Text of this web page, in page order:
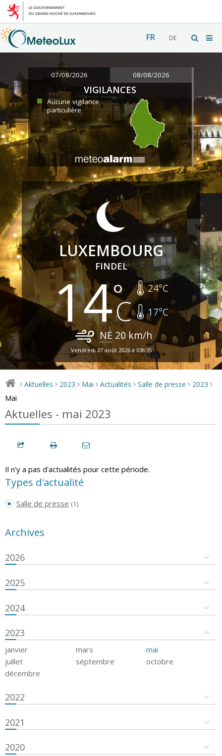
FR DE
07/08/2026 08/08/2026
VIGILANCES
Aucune vigilance
particulière
LUXEMBOURG
FINDEL
14 24°C
17°C
NE 20 km/h
Vendredi 07 août 2026 à 03h35
> Aktuelles > 2023 > Mai > Actualités > Salle de presse > 2023 >
Mai
Aktuelles - mai 2023
Il n'y a pas d'actualités pour cette période.
Types d'actualité
Salle de presse (1)
Archives
2026
2025
2024
2023
janvier mars
mai
juillet
septembre
octobre
décembre
2022
2021
2020